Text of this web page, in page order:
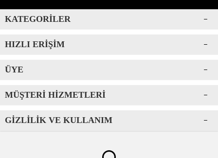
KATEGORILER
HIZLI ERIŞIM
ÜYE
MÜŞTERI HIZMETLERI
GIZLILIK VE KULLANIM